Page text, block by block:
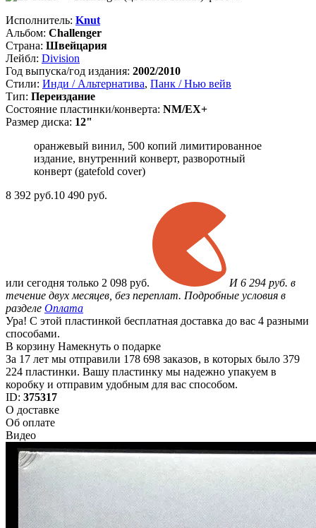
Исполнитель: Knut
Альбом: Challenger
Страна: Швейцария
Лейбл: Division
Год выпуска/год издания: 2002/2010
Стили: Инди / Альтернатива, Панк / Нью вейв
Тип: Переиздание
Состояние пластинки/конверта: NM/EX+
Размер диска: 12"
оранжевый винил, 500 копий лимитированное
издание, внутренний конверт, разворотный
конверт (gatefold cover)
8 392 руб.10 490 руб.
или сегодня только 2 098 руб.
И 6 294 руб. в
течение двух месяцев, без переплат. Подробные условия в
разделе Оплата
Ура! С этой пластинкой бесплатная доставка до вас 4 разными
способами.
В корзину Намекнуть о подарке
За 17 лет мы отправили 178 698 заказов, в которых было 379
224 пластинки. Вашу пластинку мы надежно упакуем в
коробку и отправим удобным для вас способом.
ID: 375317
О доставке
Об оплате
Видео